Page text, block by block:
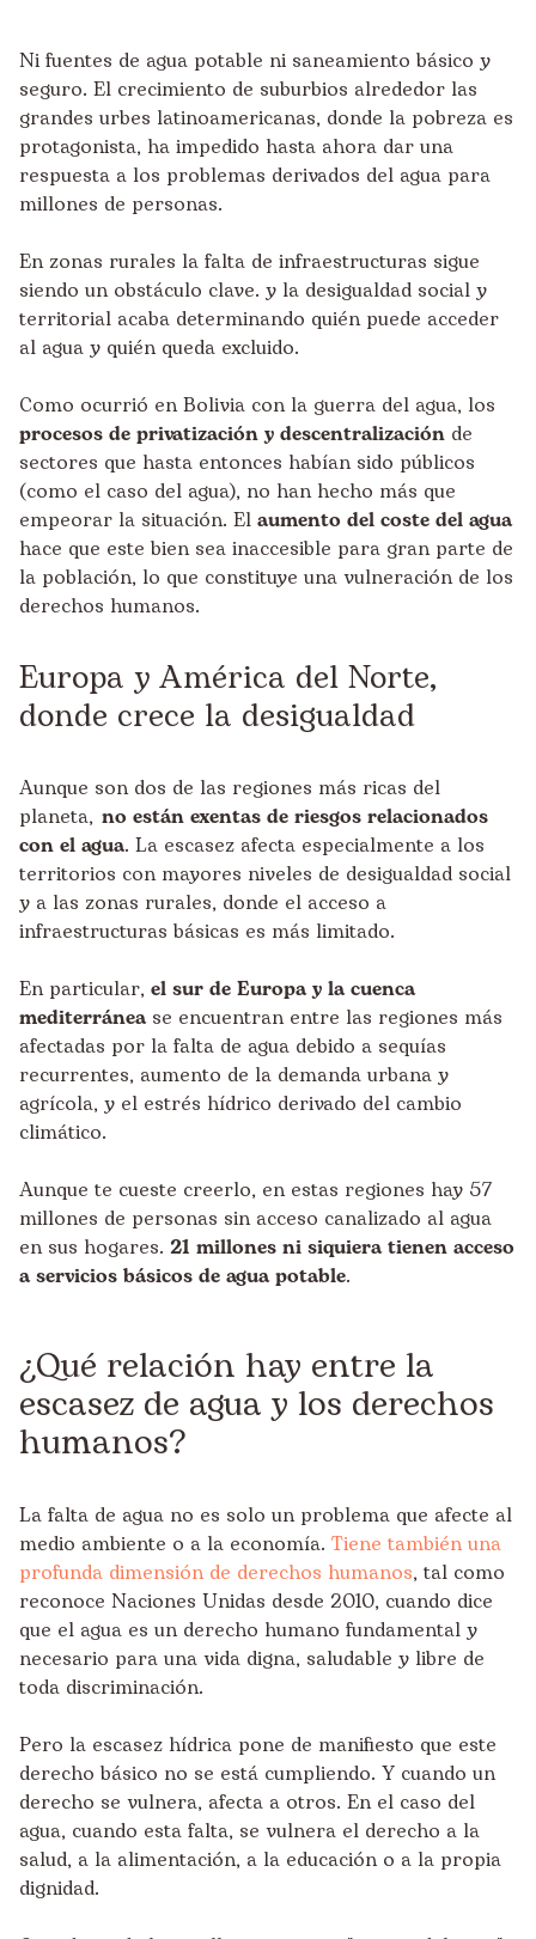
Ni fuentes de agua potable ni saneamiento básico y
seguro. El crecimiento de suburbios alrededor las
grandes urbes latinoamericanas, donde la pobreza es
protagonista, ha impedido hasta ahora dar una
respuesta a los problemas derivados del agua para
millones de personas.
En zonas rurales la falta de infraestructuras sigue
siendo un obstáculo clave. y la desigualdad social y
territorial acaba determinando quién puede acceder
al agua y quién queda excluido.
Como ocurrió en Bolivia con la guerra del agua, los
procesos de privatización y descentralización de
sectores que hasta entonces habían sido públicos
(como el caso del agua), no han hecho más que
empeorar la situación. El aumento del coste del agua
hace que este bien sea inaccesible para gran parte de
la población, lo que constituye una vulneración de los
derechos humanos.
Europa y América del Norte,
donde crece la desigualdad
Aunque son dos de las regiones más ricas del
planeta, no están exentas de riesgos relacionados
con el agua. La escasez afecta especialmente a los
territorios con mayores niveles de desigualdad social
y a las zonas rurales, donde el acceso a
infraestructuras básicas es más limitado.
En particular, el sur de Europa y la cuenca
mediterránease encuentran entre las regiones más
afectadas por la falta de agua debido a sequías
recurrentes, aumento de la demanda urbana y
agrícola, y el estrés hídrico derivado del cambio
climático.
Aunque te cueste creerlo, en estas regiones hay 57
millones de personas sin acceso canalizado al agua
en sus hogares. 21 millones ni siquiera tienen acceso
a servicios básicos de agua potable.
¿Qué relación hay entre la
escasez de agua y los derechos
humanos?
La falta de agua no es solo un problema que afecte al
medio ambiente o a la economía. Tiene también una
profunda dimensión de derechos humanos, tal como
reconoce Naciones Unidas desde 2010, cuando dice
que el agua es un derecho humano fundamental y
necesario para una vida digna, saludable y libre de
toda discriminación.
Pero la escasez hídrica pone de manifiesto que este
derecho básico no se está cumpliendo. Y cuando un
derecho se vulnera, afecta a otros. En el caso del
agua, cuando esta falta, se vulnera el derecho a la
salud, a la alimentación, a la educación o a la propia
dignidad.